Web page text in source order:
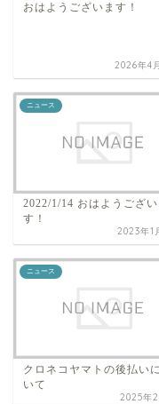
おはようございます！
2026年4
ニュース
2022/1/14 おはようござい
す！
2023年1
ニュース
クロネコヤマトの後払い
いて
2025年